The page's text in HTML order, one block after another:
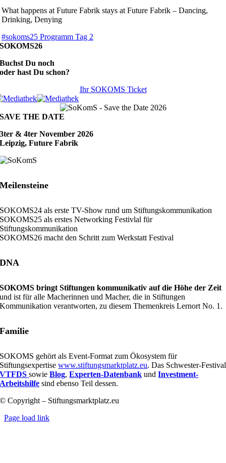
What happens at Future Fabrik stays at Future Fabrik – Dancing,
Drinking, Denying
#sokoms25 Programm Tag 2
SOKOMS26
Buchst Du noch
oder hast Du schon?
Ihr SOKOMS Ticket
SAVE THE DATE
3ter & 4ter November 2026
Leipzig, Future Fabrik
Meilensteine
SOKOMS24 als erste TV-Show rund um Stiftungskommunikation
SOKOMS25 als erstes Networking Festivlal für
Stiftungskommunikation
SOKOMS26 macht den Schritt zum Werkstatt Festival
DNA
SOKOMS bringt Stiftungen kommunikativ auf die Höhe der Zeit
und ist für alle Macherinnen und Macher, die in Stiftungen
Kommunikation verantworten, zu diesem Themenkreis Lernort No. 1.
Familie
SOKOMS gehört als Event-Format zum Ökosystem für
Stiftungsexpertisewww.stiftungsmarktplatz.eu. Das Schwester-Festival
VTFDSsowieBlog,Experten-Datenbank undInvestment-
Arbeitshilfe sind ebenso Teil dessen.
© Copyright – Stiftungsmarktplatz.eu
Page load link